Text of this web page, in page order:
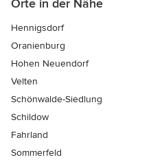
Orte in der Nähe
Hennigsdorf
Oranienburg
Hohen Neuendorf
Velten
Schönwalde-Siedlung
Schildow
Fahrland
Sommerfeld